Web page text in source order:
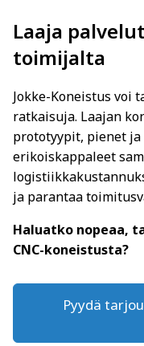
Laaja
toimijalta
Jokke-Koneistus voi
ratkaisuja. Laajan
prototyypit, pienet
erikoiskappaleet
ja parantaa
Haluatko nopeaa,
CNC-koneistusta?
Pyydä